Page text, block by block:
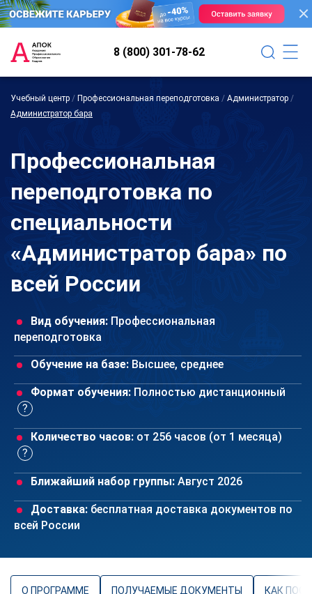
8 (800) 301-78-62
Учебный центр / Профессиональная переподготовка / Администратор /
Администратор бара
Профессиональная
переподготовка по
специальности
«Администратор бара» по
всей России
Вид обучения: Профессиональная
переподготовка
Обучение на базе: Высшее, среднее
Формат обучения: Полностью дистанционный
Количество часов: от 256 часов (от 1 месяца)
Ближайший набор группы: Август 2026
Доставка: бесплатная доставка документов по
всей России
О ПРОГРАММЕ ПОЛУЧАЕМЫЕ ДОКУМЕНТЫ КАК